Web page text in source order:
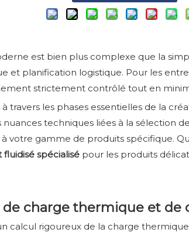
est bien plus complexe que la
et planification logistique. Pour les
strictement contrôlé tout en
travers les phases essentielles de la
techniques liées à la sélection
votre gamme de produits spécifique.
spécialisé pour les produits
charge thermique et de
rigoureux de la charge